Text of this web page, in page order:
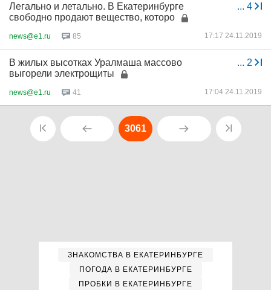
... 4
Легально и летально. В Екатеринбурге
свободно продают вещество, которо
news@e1.ru 85 17:17 24.11.2019
... 2
В жилых высотках Уралмаша массово
выгорели электрощиты
news@e1.ru 41 17:04 24.11.2019
3061
ЗНАКОМСТВА В ЕКАТЕРИНБУРГЕ
ПОГОДА В ЕКАТЕРИНБУРГЕ
ПРОБКИ В ЕКАТЕРИНБУРГЕ